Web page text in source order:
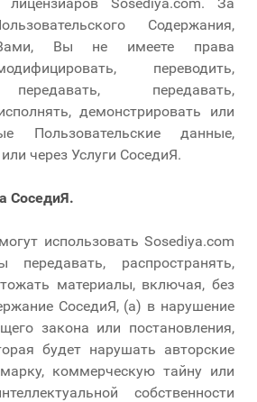
Содержания,
Вами, Вы не имеете права
переводить,
передавать,
демонстрировать или
Пользовательские данные,
через Услуги СоседиЯ.
СоседиЯ.
использовать Sosediya.com
распространять,
материалы, включая, без
СоседиЯ, (а) в нарушение
закона или постановления,
будет нарушать авторские
коммерческую тайну или
собственности